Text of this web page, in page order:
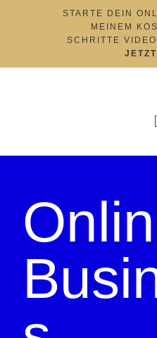
STARTE DEIN
MEINEM
SCHRITTE